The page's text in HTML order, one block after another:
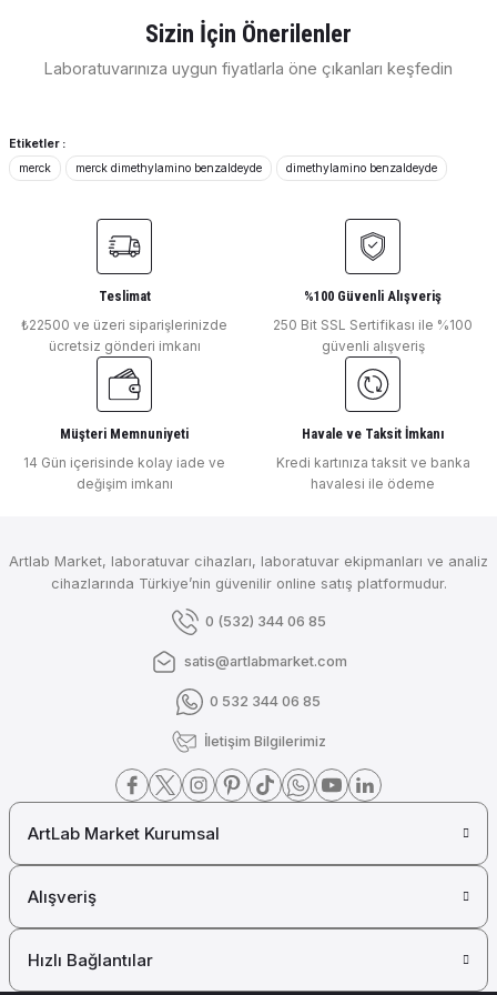
Görüş ve önerileriniz için teşekkür ederiz.
Ürün resmi kalitesiz, bozuk veya görüntülenemiyor.
Ürün bilgilerinde hatalar bulunuyor.
Ürün fiyatı diğer sitelerden daha pahalı.
Sizin İçin Önerilenler
Laboratuvarınıza uygun fiyatlarla öne çıkanları keşfedin
Merck Mercury (II) Sulfate Extra Pure
Merck Millipore
Merck May-Gruenwald's Eosine-Methylene Blue Solution Modified
Merck Millipore
Merck Lysine Monohydrochloride for Biochemistry
Merck Millipore
Merck Hydrochloric Acid Fuming 37% for Analysis
Merck Millipore
Merck Gram's Crystal Violet Solution for Microscopy
Merck Millipore
Etiketler :
merck
merck dimethylamino benzaldeyde dimethylamino benzaldeyde
Teslimat
₺22500 ve üzeri siparişlerinizde
ücretsiz gönderi imkanı
%100 Güvenli Alışveriş
250 Bit SSL Sertifikası ile %100
güvenli alışveriş
Müşteri Memnuniyeti
14 Gün içerisinde kolay iade ve
değişim imkanı
Havale ve Taksit İmkanı
Kredi kartınıza taksit ve banka
havalesi ile ödeme
Artlab Market, laboratuvar cihazları, laboratuvar ekipmanları ve analiz
cihazlarında Türkiye’nin güvenilir online satış platformudur.
0 (532) 344 06 85
satis@artlabmarket.com
0 532 344 06 85
İletişim Bilgilerimiz
ArtLab Market Kurumsal
Alışveriş
Hızlı Bağlantılar